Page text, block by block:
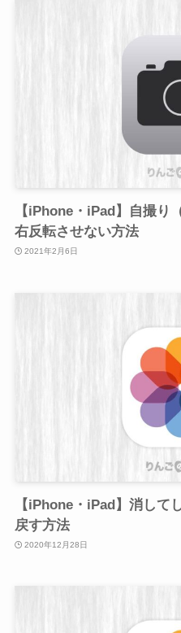
【iPhone・iPad】自撮り
右反転させない方法
2021年2月6日
【iPhone・iPad】消して
戻す方法
2020年12月28日